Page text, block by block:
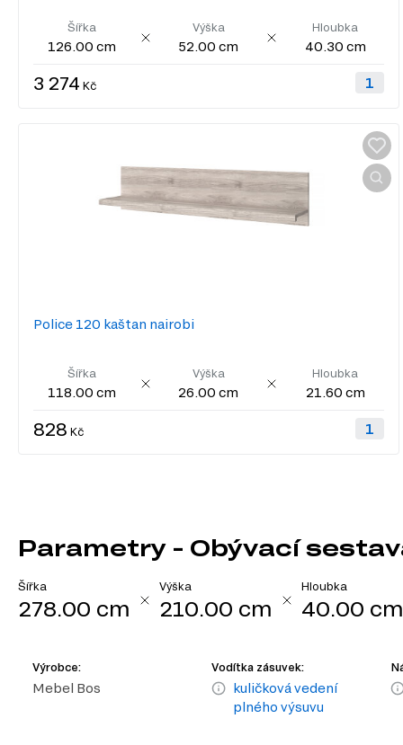
Šířka
126.00 cm
Výška
52.00 cm
Hloubka
40.30 cm
3 274 Kč
Police 120 kaštan nairobi
Šířka
118.00 cm
Výška
26.00 cm
Hloubka
21.60 cm
828 Kč
Parametry - Obývací
Šířka
278.00 cm
Výška
210.00 cm
Hloubka
40.00 cm
Výrobce:
Mebel Bos
Vodítka zásuvek:
kuličková vedení
plného výsuvu